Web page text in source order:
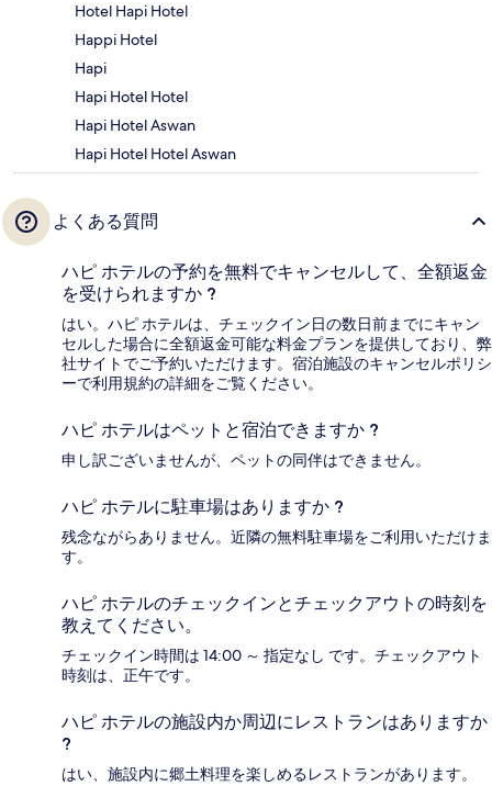
Hotel Hapi Hotel
Happi Hotel
Hapi
Hapi Hotel Hotel
Hapi Hotel Aswan
Hapi Hotel Hotel Aswan
よくある質問
ハピ ホテルの予約を無料でキャンセルして、全額返金
を受けられますか ?
はい。ハピ ホテルは、チェックイン日の数日前までにキャン
セルした場合に全額返金可能な料金プランを提供しており、弊
社サイトでご予約いただけます。宿泊施設のキャンセルポリシ
ーで利用規約の詳細をご覧ください。
ハピ ホテルはペットと宿泊できますか ?
申し訳ございませんが、ペットの同伴はできません。
ハピ ホテルに駐車場はありますか ?
残念ながらありません。近隣の無料駐車場をご利用いただけま
す。
ハピ ホテルのチェックインとチェックアウトの時刻を
教えてください。
チェックイン時間は 14:00 ～ 指定なし です。チェックアウト
時刻は、正午です。
ハピ ホテルの施設内か周辺にレストランはありますか
?
はい、施設内に郷土料理を楽しめるレストランがあります。